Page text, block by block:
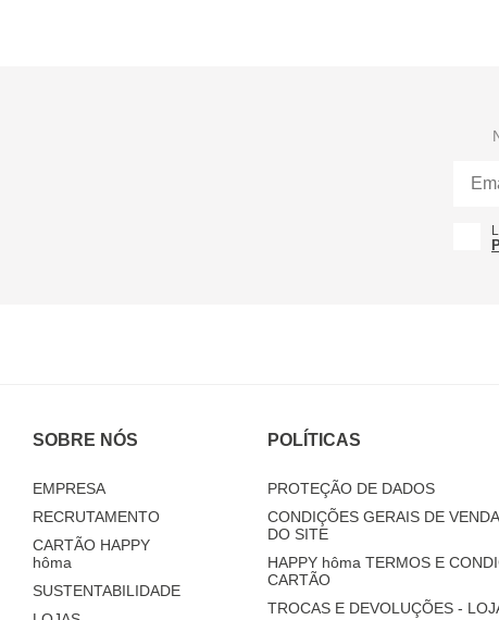
SOBRE NÓS
EMPRESA
RECRUTAMENTO
CARTÃO HAPPY
hôma
SUSTENTABILIDADE
POLÍTICAS
PROTEÇÃO DE DADOS
CONDIÇÕES GERAIS DE
DO SITE
HAPPY hôma TERMOS E
CARTÃO
TROCAS E DEVOLUÇÕES -